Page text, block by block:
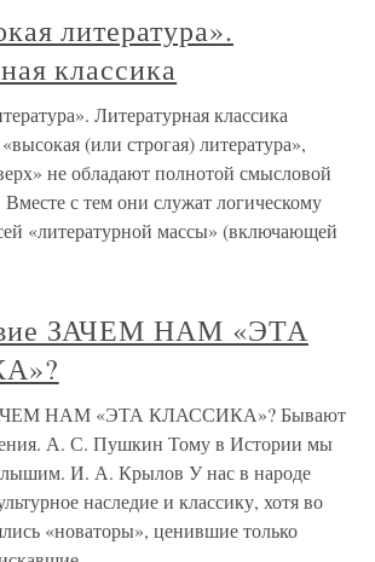
литература».
классика
Литературная классика
(или строгая) литература»,
не обладают полнотой смысловой
с тем они служат логическому
«литературной массы» (включающей
ЗАЧЕМ НАМ «ЭТА
НАМ «ЭТА КЛАССИКА»? Бывают
А. С. Пушкин Тому в Истории мы
И. А. Крылов У нас в народе
наследие и классику, хотя во
«новаторы», ценившие только